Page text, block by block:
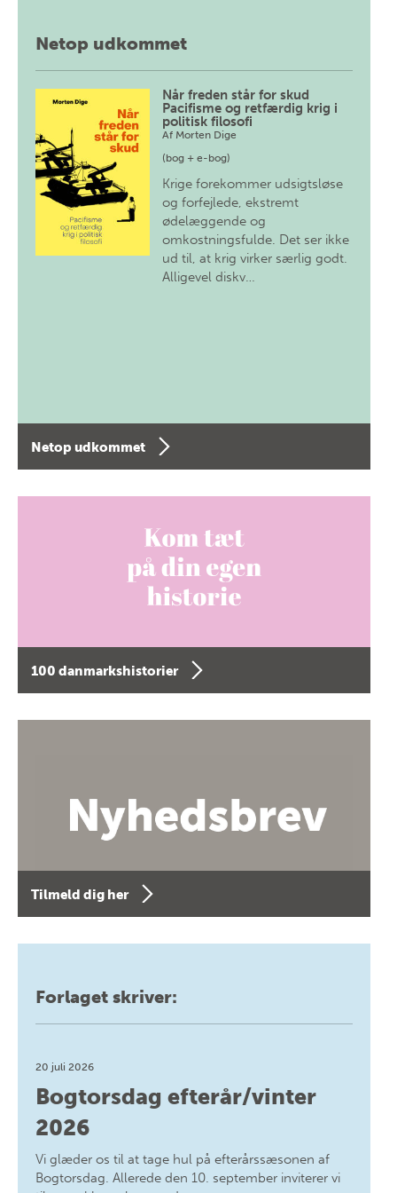
Netop udkommet
Når freden står for skud
Pacifisme og retfærdig krig i
politisk filosofi
Af Morten Dige
(bog + e-bog)
Krige forekommer udsigtsløse
og forfejlede, ekstremt
ødelæggende og
omkostningsfulde. Det ser ikke
ud til, at krig virker særlig godt.
Alligevel diskv…
Netop udkommet
100 danmarkshistorier
Tilmeld dig her
Forlaget skriver:
20 juli 2026
Bogtorsdag efterår/vinter
2026
Vi glæder os til at tage hul på efterårssæsonen af
Bogtorsdag. Allerede den 10. september inviterer vi